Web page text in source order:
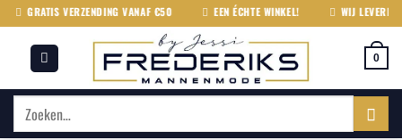
naar
inhoud
GRATIS VERZENDING VANAF €50 EEN ÉCHTE WINKEL! WIJ LEVEREN
0
Zoeken
naar: